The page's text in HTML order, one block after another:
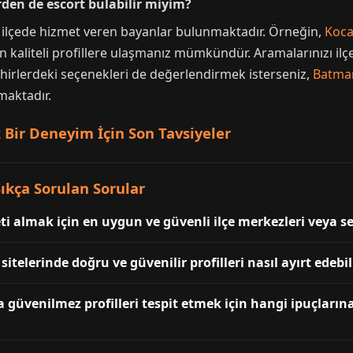
de escort bulabilir miyim?
hizmet veren bayanlar bulunmaktadır. Örneğin,
profillere ulaşmanız mümkündür. Aramalarınızı
seçenekleri de değerlendirmek isterseniz,
Deneyim İçin Son Tavsiyeler
Sorulan Sorular
almak için en uygun ve güvenli ilçe merkezleri veya
doğru ve güvenilir profilleri nasıl ayırt
güvenilmez profilleri tespit etmek için hangi